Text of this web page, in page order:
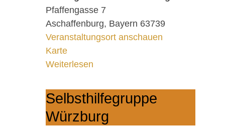
Pfaffengasse 7
Aschaffenburg, Bayern 63739
Veranstaltungsort anschauen
KarteBildungsbüro Aschaffenburg
Weiterlesen
Selbst­hil­fe­grup­pe
Würz­burg